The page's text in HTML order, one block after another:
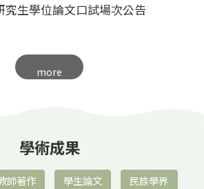
究生學位論文口試場次公告
more
學術成果
師著作 學生論文 民族學界